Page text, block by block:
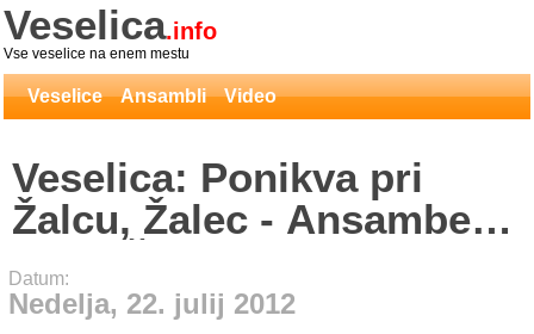
Veselica.info
Vse veselice na enem mestu
Veselice Ansambli Video
Veselica: Ponikva pri
Žalcu, Žalec - Ansambel
Roka Žlindre
Datum:
Nedelja, 22. julij 2012